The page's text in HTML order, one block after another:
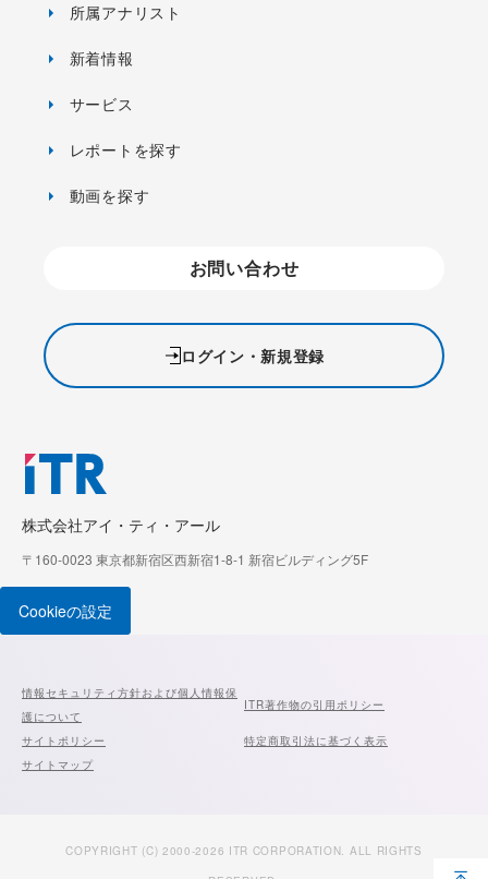
株式会社アイ・ティ・アール
〒160-0023 東京都新宿区西新宿1-8-1 新宿ビルディング5F
所属アナリスト
新着情報
サービス
レポートを探す
動画を探す
お問い合わせ
ログイン・新規登録
Cookieの設定
情報セキュリティ方針および個人情報保
護について
ITR著作物の引用ポリシー
サイトポリシー
特定商取引法に基づく表示
サイトマップ
COPYRIGHT (C) 2000-2026 ITR CORPORATION. ALL RIGHTS